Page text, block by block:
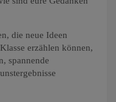
die neue Ideen
erzählen können,
spannende